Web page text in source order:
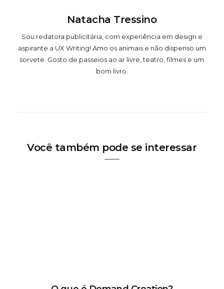
Natacha Tressino
Sou redatora publicitária, com experiência em design e
aspirante a UX Writing! Amo os animais e não dispenso um
sorvete. Gosto de passeios ao ar livre, teatro, filmes e um
bom livro.
Você também pode se interessar